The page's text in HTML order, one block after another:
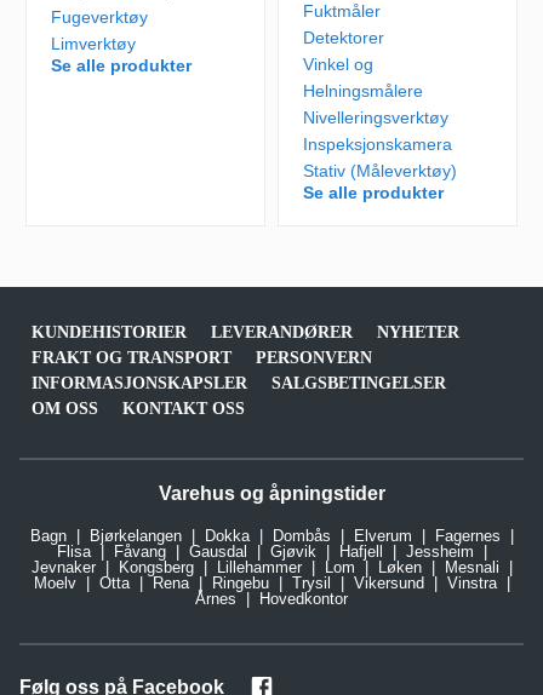
Fugeverktøy
Limverktøy
Se alle produkter
Fuktmåler
Detektorer
Vinkel og
Helningsmålere
Nivelleringsverktøy
Inspeksjonskamera
Stativ (Måleverktøy)
Se alle produkter
KUNDEHISTORIER LEVERANDØRER
NYHETER
FRAKT OG TRANSPORT
PERSONVERN
INFORMASJONSKAPSLER
SALGSBETINGELSER
OM OSS
KONTAKT OSS
Varehus og åpningstider
Bagn Bjørkelangen Dokka Dombås Elverum
Fagernes
Flisa
Fåvang Gausdal Gjøvik Hafjell
Jessheim
Jevnaker
Kongsberg Lillehammer Lom Løken
Mesnali
Moelv
Otta Rena Ringebu Trysil Vikersund
Vinstra
Årnes
Hovedkontor
Følg oss på Facebook